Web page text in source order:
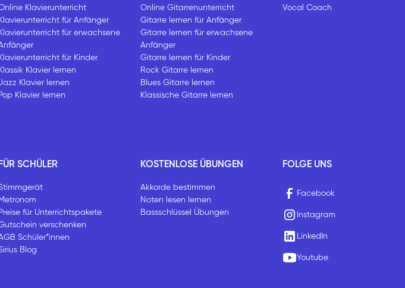
Klavierunterricht
Klavierunterricht für Anfänger
Klavierunterricht für erwachsene
Klavierunterricht für Kinder
Klassik Klavier lernen
Klavier lernen
Pop Klavier lernen
Online Gitarrenunterricht
Gitarre lernen für Anfänger
Gitarre lernen für erwachsene
Anfänger
Gitarre lernen für Kinder
Rock Gitarre lernen
Blues Gitarre lernen
Klassische Gitarre lernen
Vocal Coach
FÜR SCHÜLER
Metronom
Preise für Unterrichtspakete
verschenken
Schüler*innen
Blog
KOSTENLOSE ÜBUNGEN
Akkorde bestimmen
Noten lesen lernen
Bassschlüssel Übungen
FOLGE UNS
Facebook
Instagram
LinkedIn
Youtube